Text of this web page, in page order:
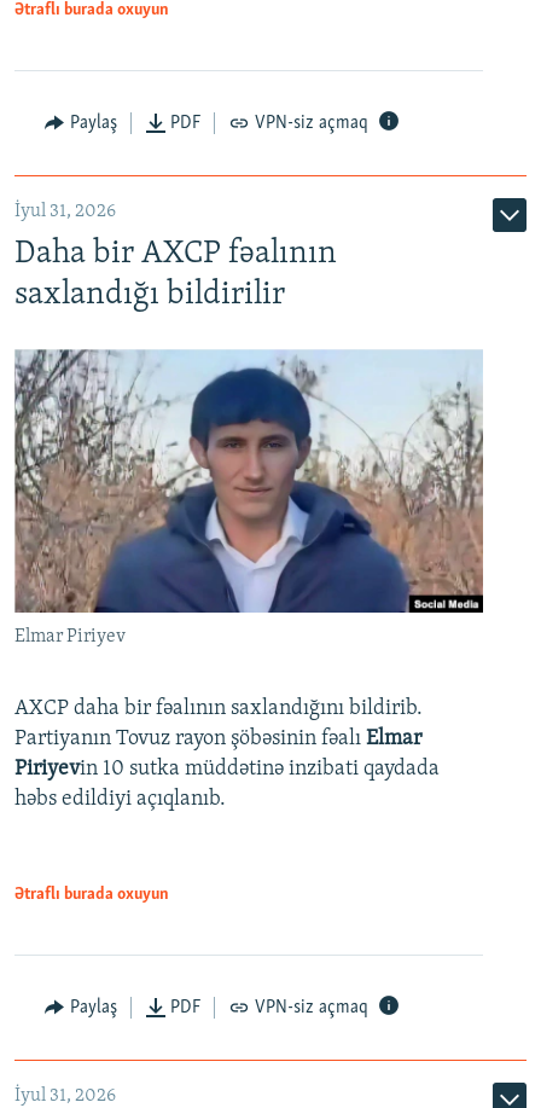
Ətraflı burada oxuyun
Paylaş PDF VPN-siz açmaq
İyul 31, 2026
Daha bir AXCP fəalının
saxlandığı bildirilir
Elmar Piriyev
AXCP daha bir fəalının saxlandığını bildirib.
Partiyanın Tovuz rayon şöbəsinin fəalı Elmar
Piriyevin 10 sutka müddətinə inzibati qaydada
həbs edildiyi açıqlanıb.
Ətraflı burada oxuyun
Paylaş PDF VPN-siz açmaq
İyul 31, 2026